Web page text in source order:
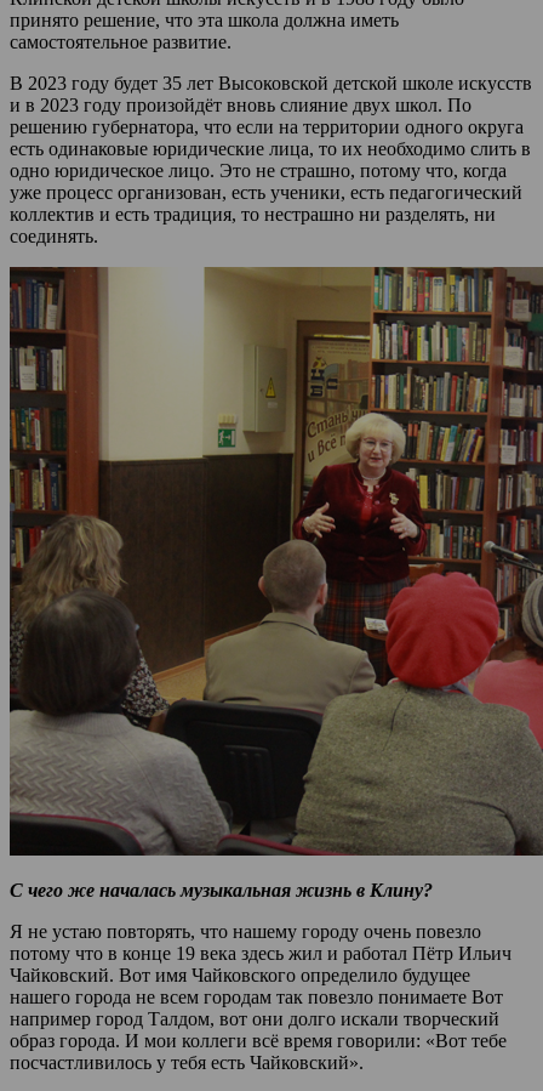
принято решение, что эта школа должна иметь
самостоятельное развитие.
В 2023 году будет 35 лет Высоковской детской школе искусств
и в 2023 году произойдёт вновь слияние двух школ. По
решению губернатора, что если на территории одного округа
есть одинаковые юридические лица, то их необходимо слить в
одно юридическое лицо. Это не страшно, потому что, когда
уже процесс организован, есть ученики, есть педагогический
коллектив и есть традиция, то нестрашно ни разделять, ни
соединять.
С чего же началась музыкальная жизнь в Клину?
Я не устаю повторять, что нашему городу очень повезло
потому что в конце 19 века здесь жил и работал Пётр Ильич
Чайковский. Вот имя Чайковского определило будущее
нашего города не всем городам так повезло понимаете Вот
например город Талдом, вот они долго искали творческий
образ города. И мои коллеги всё время говорили: «Вот тебе
посчастливилось у тебя есть Чайковский».